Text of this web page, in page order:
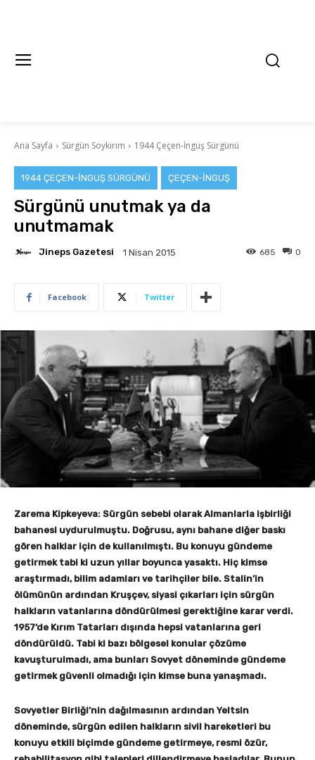
Ana Sayfa Sürgün Soykırım 1944 Çeçen-İnguş Sürgünü
1944 ÇEÇEN-İNGUŞ SÜRGÜNÜ ÇEÇEN-İNGUŞ
Sürgünü unutmak ya da
unutmamak
Jineps Gazetesi 1 Nisan 2015 0
685
Facebook Twitter
Zarema Kipkeyeva: Sürgün sebebi olarak Almanlarla işbirliği
bahanesi uydurulmuştu. Doğrusu, aynı bahane diğer baskı
gören halklar için de kullanılmıştı. Bu konuyu gündeme
getirmek tabi ki uzun yıllar boyunca yasaktı. Hiç kimse
araştırmadı, bilim adamları ve tarihçiler bile. Stalin’in
ölümünün ardından Kruşçev, siyasi çıkarları için sürgün
halkların vatanlarına döndürülmesi gerektiğine karar verdi.
1957’de Kırım Tatarları dışında hepsi vatanlarına geri
döndürüldü. Tabi ki bazı bölgesel konular çözüme
kavuşturulmadı, ama bunları Sovyet döneminde gündeme
getirmek güvenli olmadığı için kimse buna yanaşmadı.
Sovyetler Birliği’nin dağılmasının ardından Yeltsin
döneminde, sürgün edilen halkların sivil hareketleri bu
konuyu etkili biçimde gündeme getirmeye, resmi özür,